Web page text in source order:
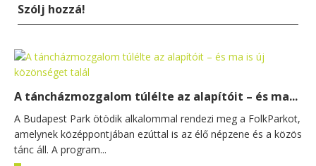
Szólj hozzá!
A táncházmozgalom túlélte az alapítóit – és ma...
A Budapest Park ötödik alkalommal rendezi meg a FolkParkot,
amelynek középpontjában ezúttal is az élő népzene és a közös
tánc áll. A program...